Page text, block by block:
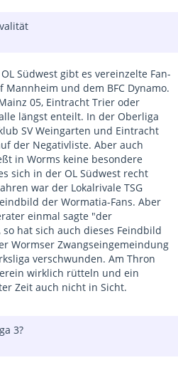
Südwest gibt es vereinzelte Fan-
und dem BFC Dynamo.
05, Eintracht Trier oder
längst enteilt. In der Oberliga
SV Weingarten und Eintracht
der Negativliste. Aber auch
in Worms keine besondere
sich in der OL Südwest recht
war der Lokalrivale TSG
der Wormatia-Fans. Aber
einmal sagte "der
hat sich auch dieses Feindbild
Wormser Zwangseingemeindung
verschwunden. Am Thron
wirklich rütteln und ein
Zeit auch nicht in Sicht.
3?